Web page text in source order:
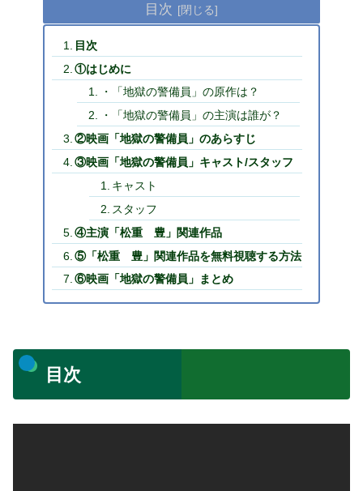
目次
目次
①はじめに
・「地獄の警備員」の原作は？
・「地獄の警備員」の主演は誰が？
②映画「地獄の警備員」のあらすじ
③映画「地獄の警備員」キャスト/スタッフ
キャスト
スタッフ
④主演「松重 豊」関連作品
⑤「松重 豊」関連作品を無料視聴する方法
⑥映画「地獄の警備員」まとめ
目次